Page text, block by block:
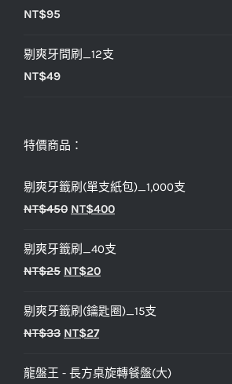
NT$95
剔爽牙間刷_12支
NT$49
特價商品：
剔爽牙籤刷(單支紙包)_1,000支
NT$450 原
價
格：
NT$400目
價
剔爽牙籤刷_40支
NT$25 原
價
格：
NT$20目
價
剔爽牙籤刷(鑰匙圈)_15支
NT$33 原
價
NT$27目
價
龍盤王 - 長方桌旋轉餐盤(大)